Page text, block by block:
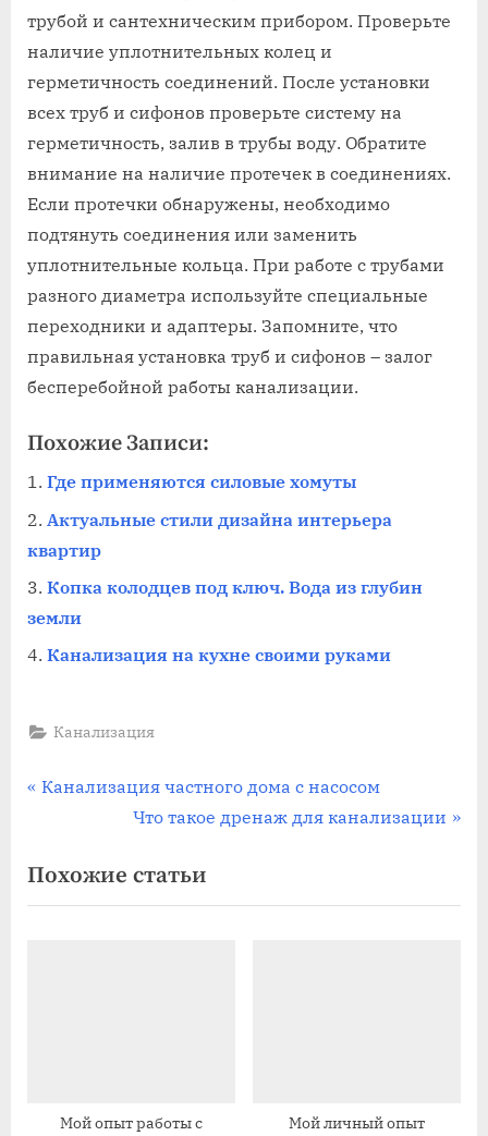
трубой и сантехническим прибором. Проверьте
наличие уплотнительных колец и
герметичность соединений. После установки
всех труб и сифонов проверьте систему на
герметичность‚ залив в трубы воду. Обратите
внимание на наличие протечек в соединениях.
Если протечки обнаружены‚ необходимо
подтянуть соединения или заменить
уплотнительные кольца. При работе с трубами
разного диаметра используйте специальные
переходники и адаптеры. Запомните‚ что
правильная установка труб и сифонов – залог
бесперебойной работы канализации.
Похожие Записи:
Где применяются силовые хомуты
Актуальные стили дизайна интерьера
квартир
Копка колодцев под ключ. Вода из глубин
земли
Канализация на кухне своими руками
Канализация
Навигация
записям
П
д
ы
Канализация частного дома с насосом
С
е
д
а
Что такое дренаж для канализации
Похожие статьи
Мой опыт работы с Мой личный опыт